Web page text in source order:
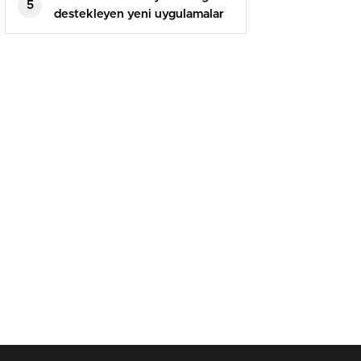
5
destekleyen yeni uygulamalar
çıkış yaptı!